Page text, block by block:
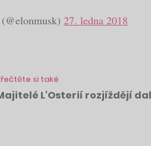
27. ledna 2018
si také
L'Osterií rozjíždějí